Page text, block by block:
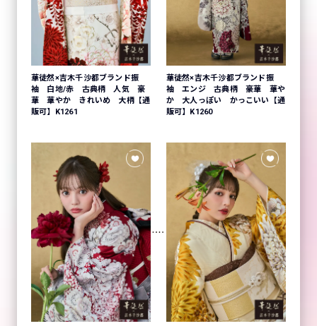
華徒然×吉木千沙都ブランド振
袖 白地/赤 古典柄 人気 豪
華 華やか きれいめ 大柄【通
販可】K1261
華徒然×吉木千沙都ブランド振
袖 エンジ 古典柄 豪華 華や
か 大人っぽい かっこいい【通
販可】K1260